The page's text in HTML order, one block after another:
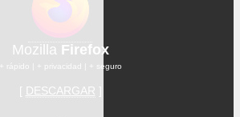
Mozilla Firefox
+ rápido | + privacidad | + seguro
[ DESCARGAR ]